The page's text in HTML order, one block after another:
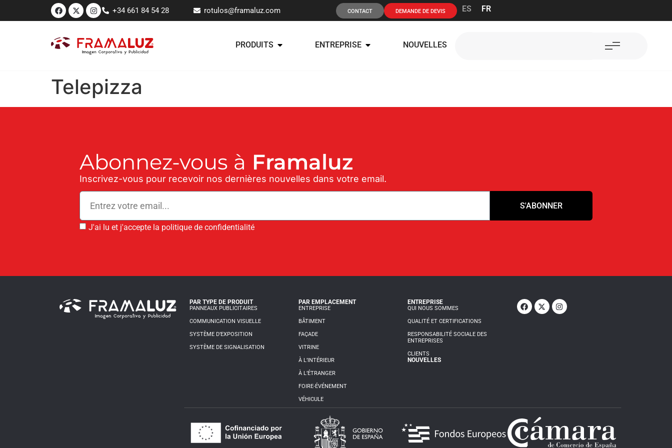
+34 661 84 54 28 rotulos@framaluz.com CONTACT DEMANDE DE DEVIS ES FR
PRODUITS ENTREPRISE NOUVELLES
Telepizza
Abonnez-vous à Framaluz
Inscrivez-vous pour recevoir nos dernières nouvelles dans votre email.
J'ai lu et j'accepte la politique de confidentialité
S'ABONNER
PAR TYPE DE PRODUIT
PANNEAUX PUBLICITAIRES
COMMUNICATION VISUELLE
SYSTÈME D’EXPOSITION
SYSTÈME DE SIGNALISATION
PAR EMPLACEMENT
ENTREPRISE
BÂTIMENT
FAÇADE
VITRINE
À L’INTÉRIEUR
À L’ÉTRANGER
FOIRE-ÉVÉNEMENT
VÉHICULE
ENTREPRISE
QUI NOUS SOMMES
QUALITÉ ET CERTIFICATIONS
RESPONSABILITÉ SOCIALE DES
ENTREPRISES
CLIENTS
NOUVELLES